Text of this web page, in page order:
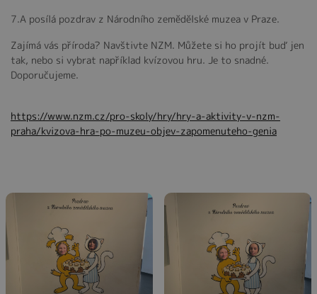
7.A posílá pozdrav z Národního zemědělské muzea v Praze.
Zajímá vás příroda? Navštivte NZM. Můžete si ho projít buď jen
tak, nebo si vybrat například kvízovou hru. Je to snadné.
Doporučujeme.
https://www.nzm.cz/pro-skoly/hry/hry-a-aktivity-v-nzm-
praha/kvizova-hra-po-muzeu-objev-zapomenuteho-genia